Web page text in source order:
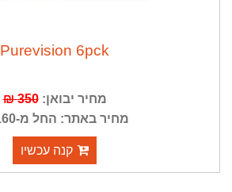
Purevision 6pck
מחיר יבואן:350 ₪
מחיר באתר: החל מ-160 ₪
קנה עכשיו